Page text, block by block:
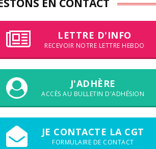
EN CONTACT
LETTRE D'INFO
RECEVOIR NOTRE LETTRE HEBDO
J'ADHÈRE
ACCÈS AU BULLETIN D'ADHÉSION
JE CONTACTE LA CGT
FORMULAIRE DE CONTACT